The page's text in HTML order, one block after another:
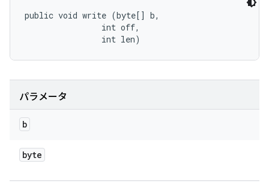
public void write (byte[] b,
                int off,
                int len)
パラメータ
b
byte